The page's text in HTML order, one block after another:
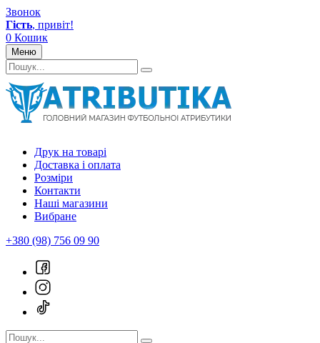
Звонок
Гість, привіт!
0 Кошик
Меню
Друк на товарі
Доставка і оплата
Розміри
Контакти
Наші магазини
Вибране
+380 (98) 756 09 90